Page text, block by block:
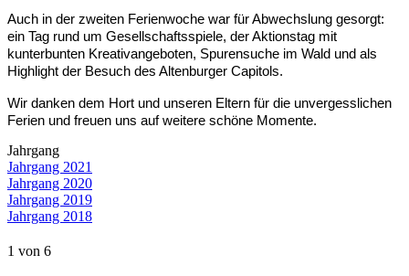
Auch in der zweiten Ferienwoche war für Abwechslung gesorgt:
ein Tag rund um Gesellschaftsspiele, der Aktionstag mit
kunterbunten Kreativangeboten, Spurensuche im Wald und als
Highlight der Besuch des Altenburger Capitols.
Wir danken dem Hort und unseren Eltern für die unvergesslichen
Ferien und freuen uns auf weitere schöne Momente.
Jahrgang
Jahrgang 2021
Jahrgang 2020
Jahrgang 2019
Jahrgang 2018
1 von 6